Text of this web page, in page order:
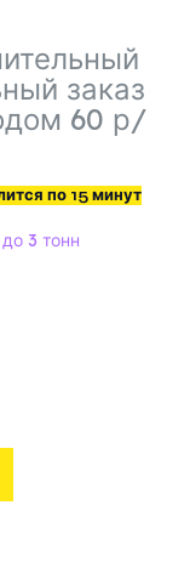
заказ
60 р/
по 15 минут
3 тонн